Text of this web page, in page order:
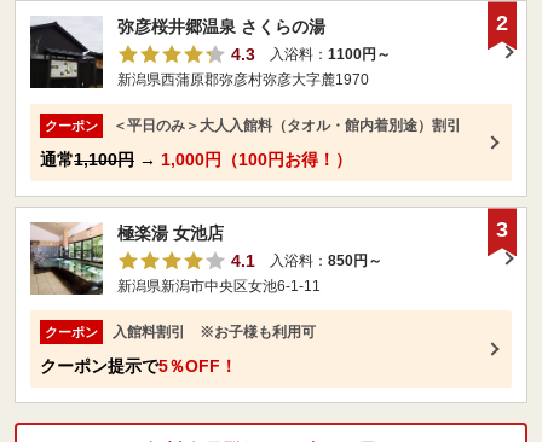
弥彦桜井郷温泉 さくらの湯
4.3
入浴料： 1100円～
新潟県西蒲原郡弥彦村弥彦大字麓1970
クーポン ＜平日のみ＞大人入館料（タオル・館内着別途）割引
通常1,100円 → 1,000円（100円お得！）
2
極楽湯 女池店
4.1
入浴料： 850円～
新潟県新潟市中央区女池6-1-11
クーポン 入館料割引 ※お子様も利用可
クーポン提示で5％OFF！
3